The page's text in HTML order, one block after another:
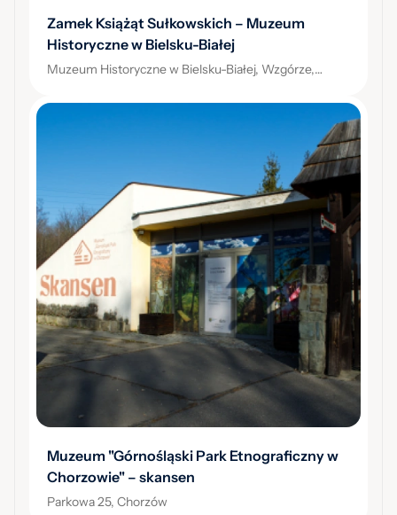
Zamek Książąt Sułkowskich – Muzeum
Historyczne w Bielsku-Białej
Muzeum Historyczne w Bielsku-Białej, Wzgórze,
Muzeum "Górnośląski Park Etnograficzny w
Chorzowie" – skansen
Parkowa 25, Chorzów